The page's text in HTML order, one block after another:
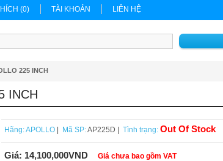
(0) TÀI KHOẢN LIÊN HỆ
225 INCH
INCH
Hãng:APOLLO| Mã SP:AP225D | Tình trạng: Out Of Stock
Giá: 14,100,000VND Giá chưa bao gồm VAT